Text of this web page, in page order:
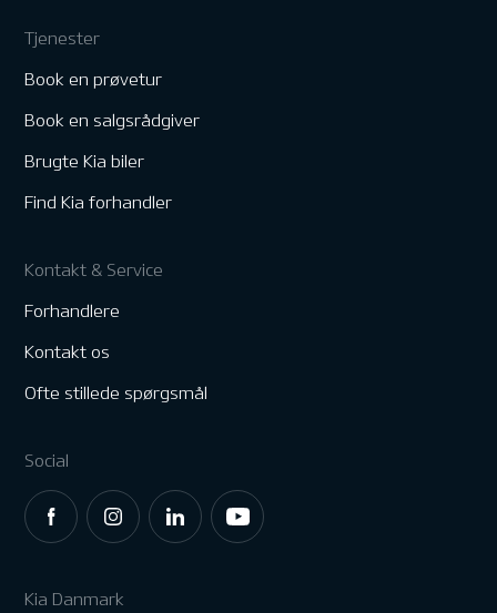
Tjenester
Book en prøvetur
Book en salgsrådgiver
Brugte Kia biler
Find Kia forhandler
Kontakt & Service
Forhandlere
Kontakt os
Ofte stillede spørgsmål
Social
Kia Danmark